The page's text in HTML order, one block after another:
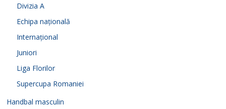
Divizia A
Echipa națională
Internațional
Juniori
Liga Florilor
Supercupa Romaniei
Handbal masculin